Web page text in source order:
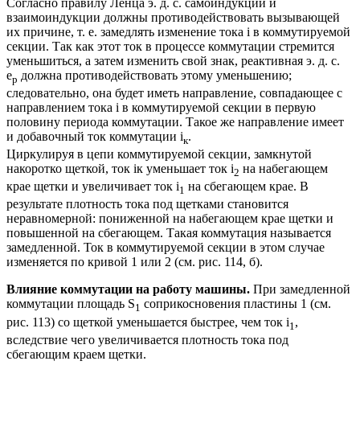
взаимоиндукции должны противодействовать вызывающей
их причине, т. е. замедлять изменение тока i в коммутируемой
секции. Так как этот ток в процессе коммутации стремится
уменьшиться, а затем изменить свой знак, реактивная э. д. с.
ер должна противодействовать этому уменьшению;
следовательно, она будет иметь направление, совпадающее с
направлением тока i в коммутируемой секции в первую
половину периода коммутации. Такое же направление имеет
и добавочный ток коммутации iк.
Циркулируя в цепи коммутируемой секции, замкнутой
накоротко щеткой, ток iк уменьшает ток i2 на набегающем
крае щетки и увеличивает ток i1 на сбегающем крае. В
результате плотность тока под щетками становится
неравномерной: пониженной на набегающем крае щетки и
повышенной на сбегающем. Такая коммутация называется
замедленной. Ток в коммутируемой секции в этом случае
изменяется по кривой 1 или 2 (см. рис. 114, б).
Влияние коммутации на работу машины. При замедленной
коммутации площадь S1 соприкосновения пластины 1 (см.
рис. 113) со щеткой уменьшается быстрее, чем ток i1 ,
вследствие чего увеличивается плотность тока под
сбегающим краем щетки.